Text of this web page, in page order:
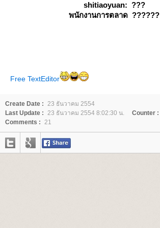
shitiaoyuan: ???
พนักงานการตลาด ??????
Free TextEditor
Create Date : 23 ธันวาคม 2554
Last Update : 23 ธันวาคม 2554 8:02:30 น. Counter :
Comments : 21